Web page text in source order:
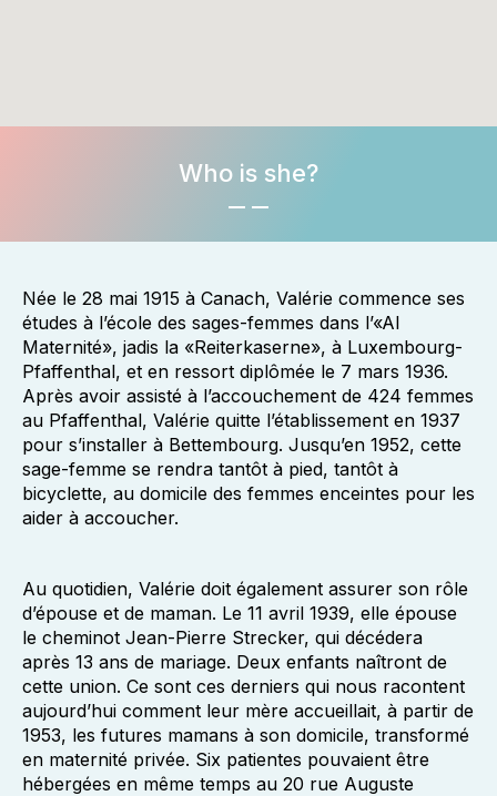
Who is she?
Née le 28 mai 1915 à Canach, Valérie commence ses
études à l’école des sages-femmes dans l’«Al
Maternité», jadis la «Reiterkaserne», à Luxembourg-
Pfaffenthal, et en ressort diplômée le 7 mars 1936.
Après avoir assisté à l’accouchement de 424 femmes
au Pfaffenthal, Valérie quitte l’établissement en 1937
pour s’installer à Bettembourg. Jusqu’en 1952, cette
sage-femme se rendra tantôt à pied, tantôt à
bicyclette, au domicile des femmes enceintes pour les
aider à accoucher.
Au quotidien, Valérie doit également assurer son rôle
d’épouse et de maman. Le 11 avril 1939, elle épouse
le cheminot Jean-Pierre Strecker, qui décédera
après 13 ans de mariage. Deux enfants naîtront de
cette union. Ce sont ces derniers qui nous racontent
aujourd’hui comment leur mère accueillait, à partir de
1953, les futures mamans à son domicile, transformé
en maternité privée. Six patientes pouvaient être
hébergées en même temps au 20 rue Auguste